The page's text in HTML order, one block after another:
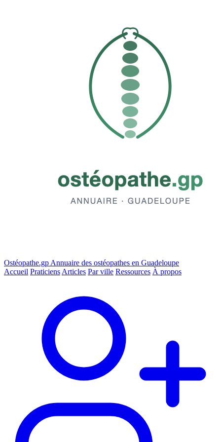
Ostéopathe.gp Annuaire des ostéopathes en Guadeloupe
Accueil Praticiens Articles Par ville Ressources À propos